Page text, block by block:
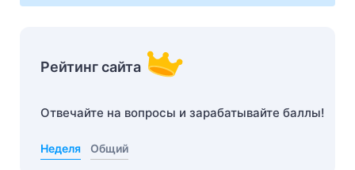
Рейтинг сайта
Отвечайте на вопросы и зарабатывайте баллы!
Неделя Общий